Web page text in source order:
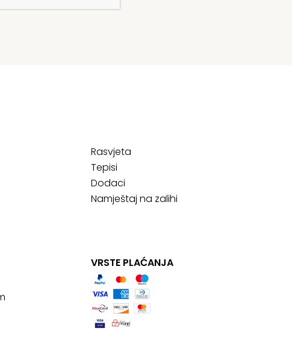
Rasvjeta
Tepisi
Dodaci
Namještaj na zalihi
VRSTE PLAĆANJA